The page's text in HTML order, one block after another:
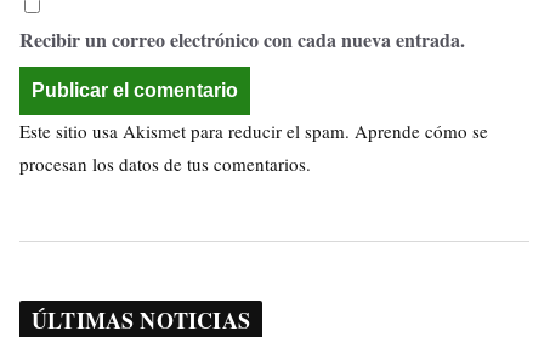
Recibir un correo electrónico con cada nueva entrada.
Este sitio usa Akismet para reducir el spam. Aprende cómo se
procesan los datos de tus comentarios.
ÚLTIMAS NOTICIAS